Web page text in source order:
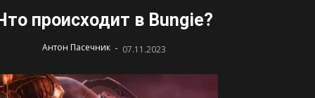
происходит в Bungie?
Антон Пасечник - 07.11.2023